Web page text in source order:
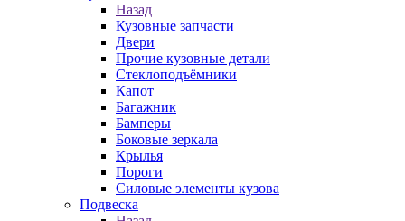
Назад
Кузовные запчасти
Двери
Прочие кузовные детали
Стеклоподъёмники
Капот
Багажник
Бамперы
Боковые зеркала
Крылья
Пороги
Силовые элементы кузова
Подвеска